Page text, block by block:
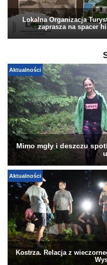
Lokalna Organizacja
zaprasza na spacer
Aktualności
Mimo mgły i deszczu
Aktualności
Kostrza. Relacja z